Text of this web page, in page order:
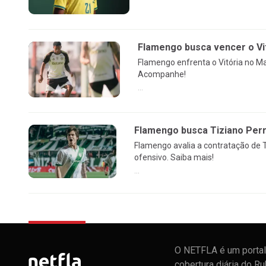
Flamengo busca vencer o
Flamengo enfrenta o Vitória no
Acompanhe!
Flamengo busca Tiziano
Flamengo avalia a contratação de
ofensivo. Saiba mais!
O NETFLA é um